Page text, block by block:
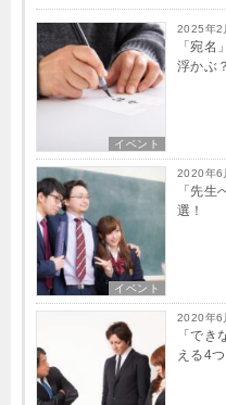
イベント
2025年2
「宛
浮かぶ？
イベント
2020年6
「先
選！
2020年6
「で
える4